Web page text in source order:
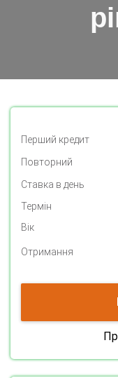
Перший кредит
Повторний
Ставка в день
Термін
Вік
Отримання